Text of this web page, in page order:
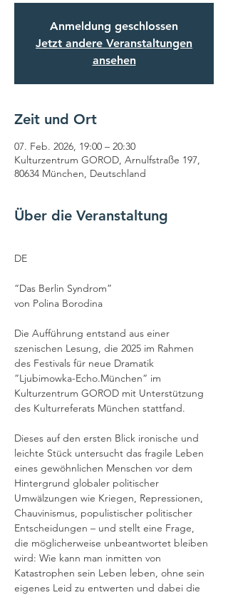
Anmeldung geschlossen
Jetzt andere Veranstaltungen
ansehen
Zeit und Ort
07. Feb. 2026, 19:00 – 20:30
Kulturzentrum GOROD, Arnulfstraße 197,
80634 München, Deutschland
Über die Veranstaltung
DE
“Das Berlin Syndrom”
von Polina Borodina
Die Aufführung entstand aus einer
szenischen Lesung, die 2025 im Rahmen
des Festivals für neue Dramatik
“Ljubimowka-Echo.München“ im
Kulturzentrum GOROD mit Unterstützung
des Kulturreferats München stattfand.
Dieses auf den ersten Blick ironische und
leichte Stück untersucht das fragile Leben
eines gewöhnlichen Menschen vor dem
Hintergrund globaler politischer
Umwälzungen wie Kriegen, Repressionen,
Chauvinismus, populistischer politischer
Entscheidungen – und stellt eine Frage,
die möglicherweise unbeantwortet bleiben
wird: Wie kann man inmitten von
Katastrophen sein Leben leben, ohne sein
eigenes Leid zu entwerten und dabei die